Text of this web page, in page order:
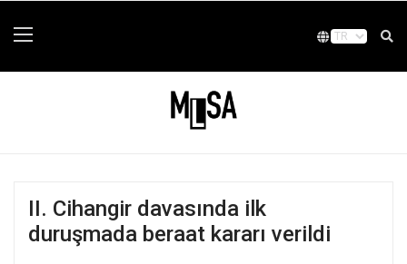
II. Cihangir davasında ilk
duruşmada beraat kararı verildi